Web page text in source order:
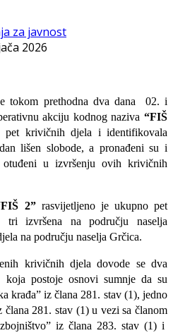
za javnost
2026
tokom prethodna dva dana 02. i
akciju kodnog naziva “FIŠ
pet krivičnih djela i identifikovala
lišen slobode, a pronađeni su i
otuđeni u izvršenju ovih krivičnih
2” rasvijetljeno je ukupno pet
izvršena na području naselja
na području naselja Grčica.
krivičnih djela dovode se dva
postoje osnovi sumnje da su
krađa” iz člana 281. stav (1), jedno
281. stav (1) u vezi sa članom
iz člana 283. stav (1) i